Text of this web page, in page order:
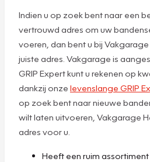
Indien u op zoek bent naar een
vertrouwd adres om uw
voeren, dan bent u bij
juiste adres. Vakgarage is
GRIP Expert kunt u rekenen op
dankzij onze levenslange GRIP
op zoek bent naar nieuwe
wilt laten uitvoeren, Vakgarage
adres voor u.
Heeft een ruim